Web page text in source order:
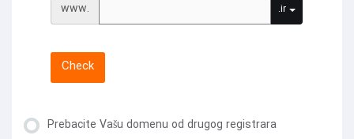
www. .ir
Check
Prebacite Vašu domenu od drugog registrara